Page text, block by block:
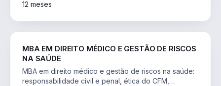
12 meses
MBA EM DIREITO MÉDICO E GESTÃO DE RISCOS
NA SAÚDE
MBA em direito médico e gestão de riscos na saúde:
responsabilidade civil e penal, ética do CFM,